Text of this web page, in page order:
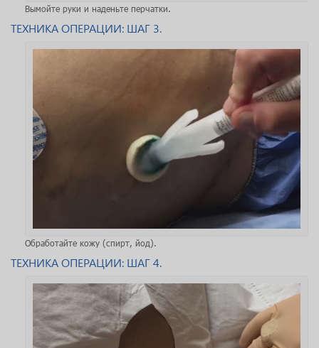
Вымойте руки и наденьте перчатки.
ТЕХНИКА ОПЕРАЦИИ: ШАГ 3.
Обработайте кожу (спирт, йод).
ТЕХНИКА ОПЕРАЦИИ: ШАГ 4.